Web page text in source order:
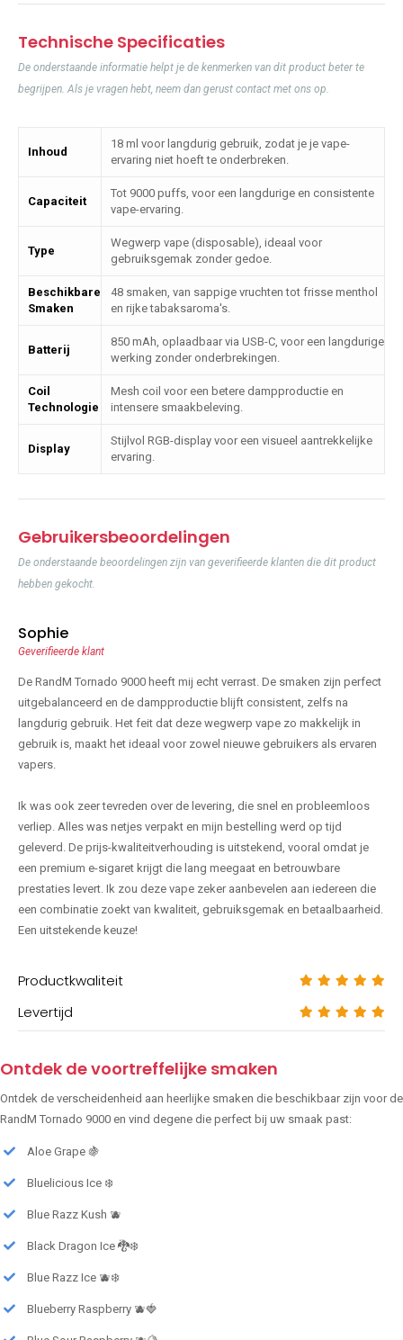
Technische Specificaties
De onderstaande informatie helpt je de kenmerken van dit product beter te
begrijpen. Als je vragen hebt, neem dan gerust contact met ons op.
Inhoud
18 ml voor langdurig gebruik, zodat je je vape-
ervaring niet hoeft te onderbreken.
Capaciteit
Tot 9000 puffs, voor een langdurige en consistente
vape-ervaring.
Type
Wegwerp vape (disposable), ideaal voor
gebruiksgemak zonder gedoe.
Beschikbare
Smaken
48 smaken, van sappige vruchten tot frisse menthol
en rijke tabaksaroma's.
Batterij
850 mAh, oplaadbaar via USB-C, voor een langdurige
werking zonder onderbrekingen.
Coil
Technologie
Mesh coil voor een betere dampproductie en
intensere smaakbeleving.
Display
Stijlvol RGB-display voor een visueel aantrekkelijke
ervaring.
Gebruikersbeoordelingen
De onderstaande beoordelingen zijn van geverifieerde klanten die dit product
hebben gekocht.
Sophie
Geverifieerde klant
De RandM Tornado 9000 heeft mij echt verrast. De smaken zijn perfect
uitgebalanceerd en de dampproductie blijft consistent, zelfs na
langdurig gebruik. Het feit dat deze wegwerp vape zo makkelijk in
gebruik is, maakt het ideaal voor zowel nieuwe gebruikers als ervaren
vapers.
Ik was ook zeer tevreden over de levering, die snel en probleemloos
verliep. Alles was netjes verpakt en mijn bestelling werd op tijd
geleverd. De prijs-kwaliteitverhouding is uitstekend, vooral omdat je
een premium e-sigaret krijgt die lang meegaat en betrouwbare
prestaties levert. Ik zou deze vape zeker aanbevelen aan iedereen die
een combinatie zoekt van kwaliteit, gebruiksgemak en betaalbaarheid.
Een uitstekende keuze!
Productkwaliteit
Levertijd
Ontdek de voortreffelijke smaken
Ontdek de verscheidenheid aan heerlijke smaken die beschikbaar zijn voor de
RandM Tornado 9000 en vind degene die perfect bij uw smaak past:
Aloe Grape 🍇
Bluelicious Ice ❄️
Blue Razz Kush 🫐
Black Dragon Ice 🐉❄️
Blue Razz Ice 🫐❄️
Blueberry Raspberry 🫐🍓